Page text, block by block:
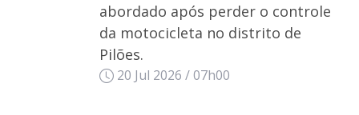
abordado após perder o controle
da motocicleta no distrito de
Pilões.
20 Jul 2026 / 07h00